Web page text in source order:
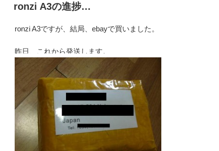
日:
ronzi A3の進捗…
ronzi A3ですが、結局、ebayで買いました。
昨日、これから発送します。